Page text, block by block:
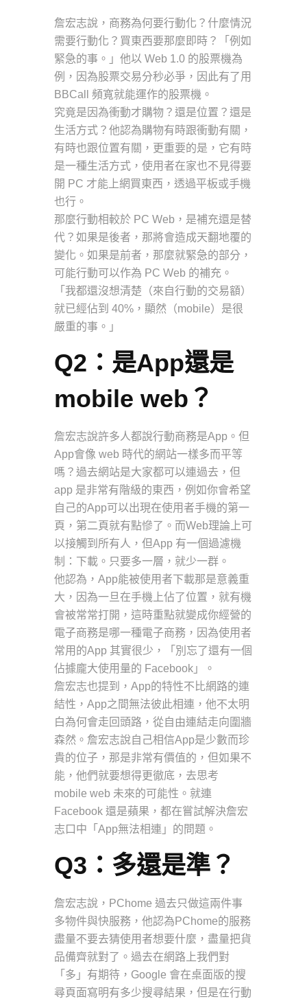
詹宏志說，商務為何要行動化？什麼情況
需要行動化？買東西要那麼即時？「例如
緊急的事。」他以 Web 1.0 的股票機為
例，因為股票交易分秒必爭，因此有了用
BBCall 頻寬就能運作的股票機。
究竟是因為衝動才購物？還是位置？還是
生活方式？他認為購物有時跟衝動有關，
有時也跟位置有關，更重要的是，它有時
是一種生活方式，使用者在家也不見得要
開 PC 才能上網買東西，透過平板或手機
也行。
那麼行動相較於 PC Web，是補充還是替
代？如果是後者，那將會造成天翻地覆的
變化。如果是前者，那麼就緊急的部分，
可能行動可以作為 PC Web 的補充。
「我都還沒想清楚（來自行動的交易額）
就已經佔到 40%，顯然（mobile）是很
嚴重的事。」
Q2：是App還是
mobile web？
詹宏志說許多人都說行動商務是App。但
App會像 web 時代的網站一樣多而平等
嗎？過去網站是大家都可以連過去，但
app 是非常有階級的東西，例如你會希望
自己的App可以出現在使用者手機的第一
頁，第二頁就有點慘了。而Web理論上可
以接觸到所有人，但App 有一個過濾機
制：下載。只要多一層，就少一群。
他認為，App能被使用者下載那是意義重
大，因為一旦在手機上佔了位置，就有機
會被常常打開，這時重點就變成你經營的
電子商務是哪一種電子商務，因為使用者
常用的App 其實很少，「別忘了還有一個
佔據龐大使用量的 Facebook」。
詹宏志也提到，App的特性不比網路的連
結性，App之間無法彼此相連，他不太明
白為何會走回頭路，從自由連結走向圍牆
森然。詹宏志說自己相信App是少數而珍
貴的位子，那是非常有價值的，但如果不
能，他們就要想得更徹底，去思考
mobile web 未來的可能性。就連
Facebook 還是蘋果，都在嘗試解決詹宏
志口中「App無法相連」的問題。
Q3：多還是準？
詹宏志說，PChome 過去只做這兩件事
多物件與快服務，他認為PChome的服務
盡量不要去猜使用者想要什麼，盡量把貨
品備齊就對了。過去在網路上我們對
「多」有期待，Google 會在桌面版的搜
尋頁面寫明有多少搜尋結果，但是在行動